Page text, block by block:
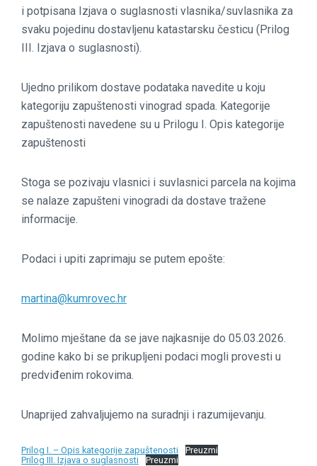
i potpisana Izjava o suglasnosti vlasnika/suvlasnika za
svaku pojedinu dostavljenu katastarsku česticu (Prilog
III. Izjava o suglasnosti).
Ujedno prilikom dostave podataka navedite u koju
kategoriju zapuštenosti vinograd spada. Kategorije
zapuštenosti navedene su u Prilogu I. Opis kategorije
zapuštenosti
Stoga se pozivaju vlasnici i suvlasnici parcela na kojima
se nalaze zapušteni vinogradi da dostave tražene
informacije.
Podaci i upiti zaprimaju se putem epošte:
martina@kumrovec.hr
Molimo mještane da se jave najkasnije do 05.03.2026.
godine kako bi se prikupljeni podaci mogli provesti u
predviđenim rokovima.
Unaprijed zahvaljujemo na suradnji i razumijevanju.
Prilog I. – Opis kategorije zapuštenosti
Preuzmi
Prilog III. Izjava o suglasnosti
Preuzmi